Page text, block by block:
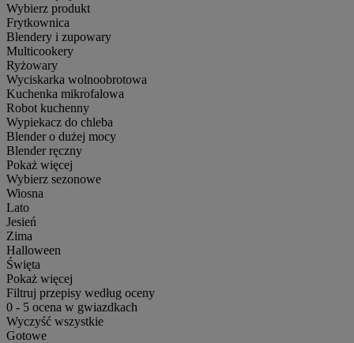
Wybierz produkt
Frytkownica
Blendery i zupowary
Multicookery
Ryżowary
Wyciskarka wolnoobrotowa
Kuchenka mikrofalowa
Robot kuchenny
Wypiekacz do chleba
Blender o dużej mocy
Blender ręczny
Pokaż więcej
Wybierz sezonowe
Wiosna
Lato
Jesień
Zima
Halloween
Święta
Pokaż więcej
Filtruj przepisy według oceny
0 - 5 ocena w gwiazdkach
Wyczyść wszystkie
Gotowe